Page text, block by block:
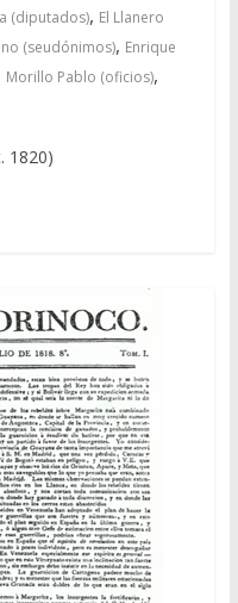
(diputados), El Llanero
(seudónimos), Enrique
Morillo Pablo (oficios),
1820)